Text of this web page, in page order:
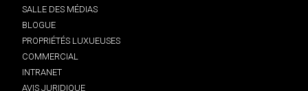
SALLE DES MÉDIAS
BLOGUE
PROPRIÉTÉS LUXUEUSES
COMMERCIAL
INTRANET
AVIS JURIDIQUE